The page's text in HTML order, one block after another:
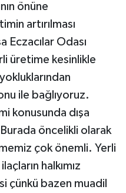
önüne
artırılması
Odası
üretime kesinlikle
ile bağlıyoruz.
konusunda dışa
öncelikli olarak
çok önemli. Yerli
halkımız
çünkü bazen muadil